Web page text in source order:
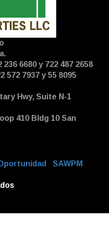
6680 y 722 487 2658
572 7937 y 55 8095
Hwy, Suite N-1
410 Bldg 10 San
SAWPM